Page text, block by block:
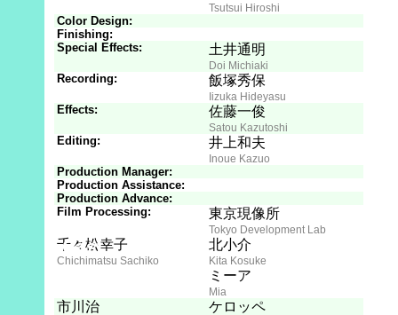
Tsutsui Hiroshi
Color Design:
Finishing:
Special Effects:
土井通明
Doi Michiaki
Recording: 飯塚秀保
Iizuka Hideyasu
Effects: 佐藤一俊
Satou Kazutoshi
Editing: 井上和夫
Inoue Kazuo
Production Manager:
Production Assistance:
Production Advance:
Film Processing:
東京現像所
Tokyo Development Lab
Cast
千々松幸子
Chichimatsu Sachiko
北小介
Kita Kosuke
ミーア
Mia
市川治 ケロッペ